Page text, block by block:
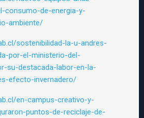
consumo-de-energia-y-
ambiente/
sostenibilidad-la-u-andres-
por-el-ministerio-del-
su-destacada-labor-en-la-
efecto-invernadero/
en-campus-creativo-y-
puntos-de-reciclaje-de-